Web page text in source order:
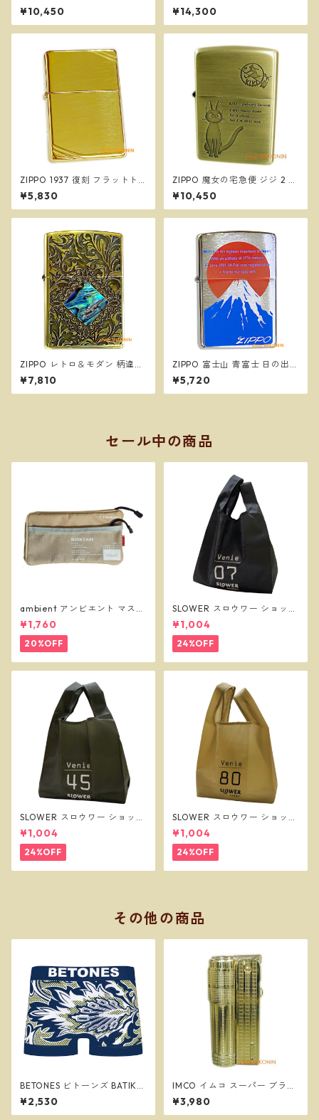
サボイア SAVOIA S-21 2 ジッ
ポー オイルライター NZ-50
¥10,450
兵 NZ-33 スタジオジブリ ジ
ッポー オイルライター
¥14,300
ZIPPO 1937 復刻 フラットト
ップ ハイポリッシュブラス 27
0 真鍮 ダイアゴナルライン 定
番 ジッポー オイルライター
¥5,830
ZIPPO 魔女の宅急便 ジジ 2 ス
タジオジブリ ジッポー オイル
ライター NZ-48
¥10,450
ZIPPO レトロ＆モダン 柄違い
両面加工 シェル 貝貼り ジッポ
ー オイルライター
¥7,810
ZIPPO 富士山 青富士 日の出
縁起物 和柄 ジッポー オイルラ
イター
¥5,720
セール中の商品
ambient アンビエント マスク
ケース ベージュ
¥1,760
20%OFF
SLOWER スロウワー ショッパ
ーバッグ ビーニー L ブラック
SLW255
¥1,004
24%OFF
SLOWER スロウワー ショッパ
ーバッグ ビーニー L オリーブ
SLW257
¥1,004
24%OFF
SLOWER スロウワー ショッパ
ーバッグ ビーニー L サンド SL
W256
¥1,004
24%OFF
その他の商品
BETONES ビトーンズ BATIK2
NAVY メンズ フリーサイズ ボ
クサーパンツ ※ネコポスで送
料無料※
¥2,530
IMCO イムコ スーパー ブラス
フリント式 オイルライター 復
刻版 ＃61388
¥3,980